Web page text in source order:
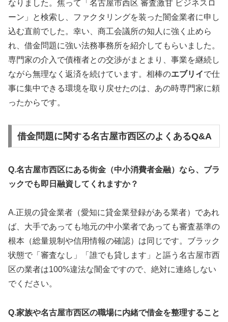
なりました。焦って「名古屋市西区 審査激甘 ビジネスロ
ーン」と検索し、ファクタリングを装った闇金業者に申し
込む直前でした。幸い、商工会議所の知人に強く止めら
れ、借金問題に強い法務事務所を紹介してもらいました。
専門家の介入で債権者との交渉がまとまり、事業を継続し
ながら無理なく返済を続けています。相棒のエブリイで仕
事に集中できる環境を取り戻せたのは、あの時専門家に頼
ったからです。
借金問題に関する名古屋市西区のよくあるQ&A
Q.名古屋市西区にある街金（中小消費者金融）なら、ブラ
ックでも即日融資してくれますか？
A.正規の貸金業者（愛知に貸金業登録がある業者）であれ
ば、大手であっても地元の中小業者であっても審査基準の
根本（総量規制や信用情報の確認）は同じです。ブラック
状態で「審査なし」「誰でも貸します」と謳う名古屋市西
区の業者は100%違法な闇金ですので、絶対に連絡しない
でください。
Q.家族や名古屋市西区の職場に内緒で借金を整理すること